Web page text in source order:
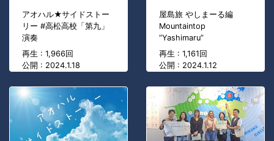
アオハル★サイドストー
リー #高松高校「第九」
演奏
再生 : 1,966回
公開 : 2024.1.18
屋島旅 やしまーる編
Mountaintop
“Yashimaru”
再生 : 1,161回
公開 : 2024.1.12